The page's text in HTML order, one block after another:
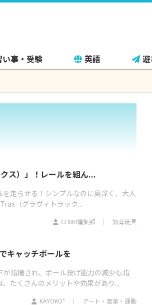
い事・受験 英語
ス）」！レールを組ん...
走らせる！シンプルなのに奥深く、大人
（グラヴィトラック...
CHIIK!編集部 知育玩具
キャッチボールを
指摘され、ボール投げ能力の減少も指
たくさんのメリットや効果があり...
KAYOKO* アート・音楽・運動